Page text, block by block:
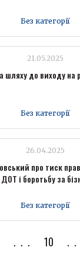
Без категорії
21.05.2025
шляху до виходу на
Без категорії
26.04.2025
про тиск
ДОТ і боротьбу за
Без категорії
... 10